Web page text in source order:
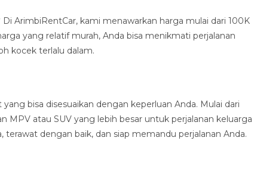
ArimbiRentCar, kami menawarkan harga mulai dari 100K
yang relatif murah, Anda bisa menikmati perjalanan
kocek terlalu dalam.
bisa disesuaikan dengan keperluan Anda. Mulai dari
MPV atau SUV yang lebih besar untuk perjalanan keluarga
dengan baik, dan siap memandu perjalanan Anda.